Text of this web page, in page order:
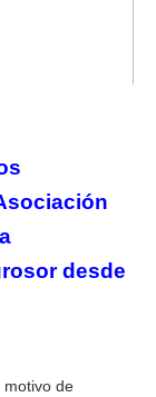
desde
motivo de